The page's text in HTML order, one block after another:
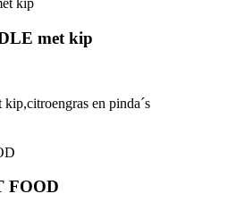
met kip
en pinda´s
FOOD